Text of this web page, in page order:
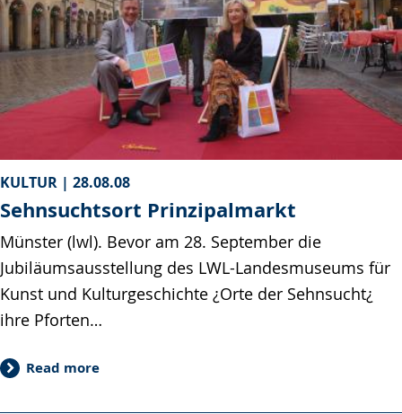
KULTUR | 28.08.08
Sehnsuchtsort Prinzipalmarkt
Münster (lwl). Bevor am 28. September die
Jubiläumsausstellung des LWL-Landesmuseums für
Kunst und Kulturgeschichte ¿Orte der Sehnsucht¿
ihre Pforten…
Read more